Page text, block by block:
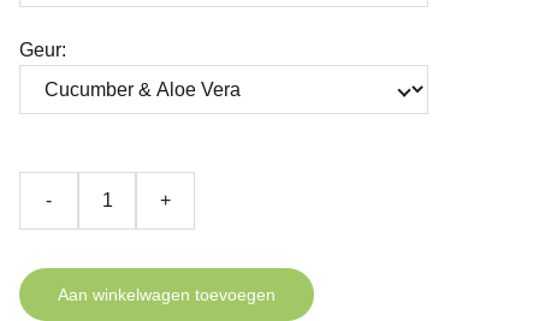
Geur:
- +
Aan winkelwagen toevoegen